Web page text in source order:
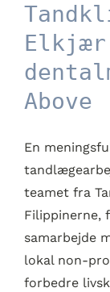
Elkjær
Above
En
teamet fra
Filippinerne,
samarbejde
lokal non-
forbedre